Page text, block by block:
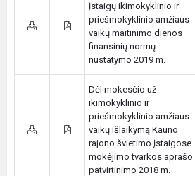
įstaigų ikimokyklinio ir
priešmokyklinio amžiaus
vaikų maitinimo dienos
finansinių normų
nustatymo 2019 m.
Dėl mokesčio už
ikimokyklinio ir
priešmokyklinio amžiaus
vaikų išlaikymą Kauno
rajono švietimo įstaigose
mokėjimo tvarkos aprašo
patvirtinimo 2018 m.